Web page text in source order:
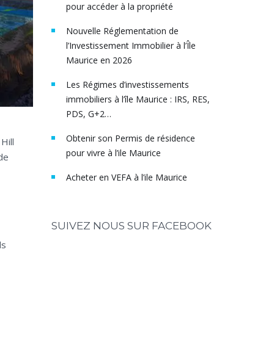
pour accéder à la propriété
Nouvelle Réglementation de
l’Investissement Immobilier à l’Île
Maurice en 2026
Les Régimes d’investissements
immobiliers à l’île Maurice : IRS, RES,
PDS, G+2…
Obtenir son Permis de résidence
pour vivre à l’ile Maurice
Acheter en VEFA à l’ile Maurice
SUIVEZ NOUS SUR FACEBOOK